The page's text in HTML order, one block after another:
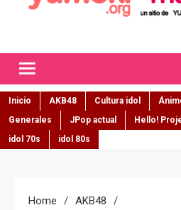
Inicio AKB48 Cultura idol
Generales
JPop actual Hello!
idol 70s
idol 80s
Home
AKB48